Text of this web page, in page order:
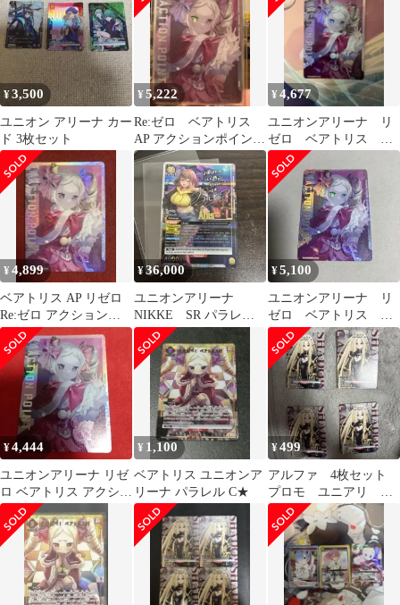
¥3,500
ユニオン アリーナ カー
ド 3枚セット
¥5,222
Re:ゼロ ベアトリス
AP アクションポイン
ト リゼロ ユニアリ
¥4,677
ユニオンアリーナ リ
ゼロ ベアトリス パ
ラレル アクションポ
イント AP
¥4,899
ベアトリス AP リゼロ
Re:ゼロ アクションポ
イント ユニアリ
¥36,000
ユニオンアリーナ
NIKKE SR パラレ
ル 星2 アニス 英
語 希少
¥5,100
ユニオンアリーナ リ
ゼロ ベアトリス パ
ラレル アクションポ
イント AP
¥4,444
ユニオンアリーナ リゼ
ロ ベアトリス アクショ
ンポイント AP
¥ 1,100
ベアトリス ユニオンア
リーナ パラレル C★
¥499
アルファ 4枚セット
プロモ ユニアリ ユ
ニオンアリーナ